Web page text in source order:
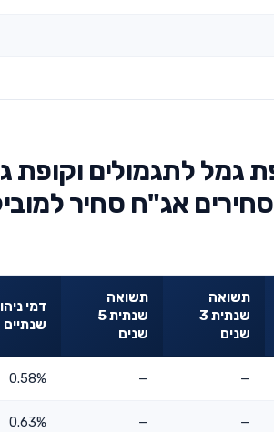
גמל לתגמולים וקופת
אג"ח סחיר
תשואה
שנתית 3
שנים
תשואה
שנתית 5
שנים
דמי
שנתיים
—
—
0.58%
—
—
0.63%